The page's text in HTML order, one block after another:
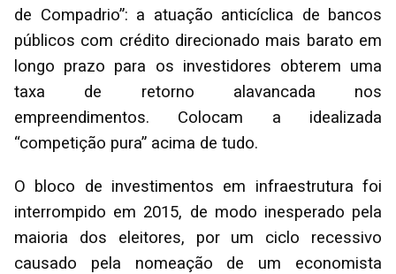
de Compadrio”: a atuação anticíclica de bancos
públicos com crédito direcionado mais barato em
longo prazo para os investidores obterem uma
taxa de retorno alavancada nos
empreendimentos. Colocam a idealizada
“competição pura” acima de tudo.
O bloco de investimentos em infraestrutura foi
interrompido em 2015, de modo inesperado pela
maioria dos eleitores, por um ciclo recessivo
causado pela nomeação de um economista